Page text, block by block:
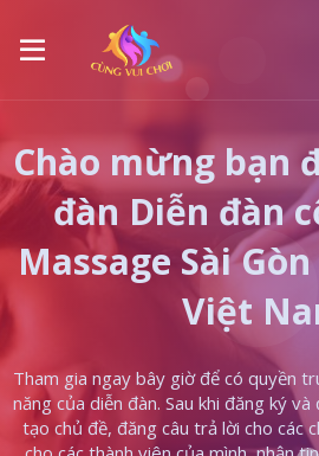
Chào mừng bạn
đàn Diễn đàn
Massage Sài
Việt
Tham gia ngay bây giờ để có quyền
năng của diễn đàn. Sau khi đăng ký
tạo chủ đề, đăng câu trả lời cho các